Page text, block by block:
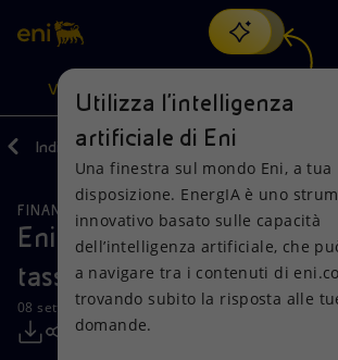
Cerca
scopri EnergIA, la nostra nuova
artificiale.
VISIONE
Visione
Mission e valori
Persone e Partnership
Azioni
Diversificazione energetica
Tecnologie per la transizione
Prodotti
Casa
Imprese
Indietro Media Comunicati Stampa
FINANZA, STRATEGIA E REPORT
Eni: lanciato con successo
tasso fisso
08 settembre 2017 - 16:29 CEST
Utilizza l'intelligenza
artificiale di Eni
Una finestra sul mondo Eni, a tua
disposizione. EnergIA è uno
innovativo basato sulle capacità
dell’intelligenza artificiale, che
a navigare tra i contenuti di
trovando subito la risposta alle
domande.